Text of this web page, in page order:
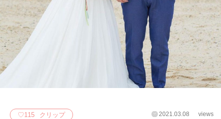
♡115 クリップ 2021.03.08 views